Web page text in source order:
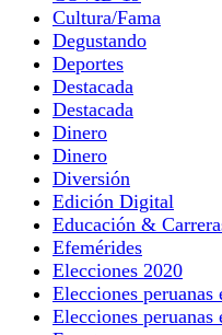
Cultura/Fama
Degustando
Deportes
Destacada
Destacada
Dinero
Dinero
Diversión
Edición Digital
Educación &
Efemérides
Elecciones 2020
Elecciones
Elecciones peruanas